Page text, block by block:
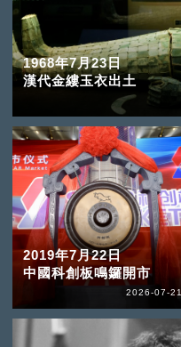
1968年7月23日
漢代金縷玉衣出土
2019年7月22日
中國科創板鳴鑼開市
2026-07-21